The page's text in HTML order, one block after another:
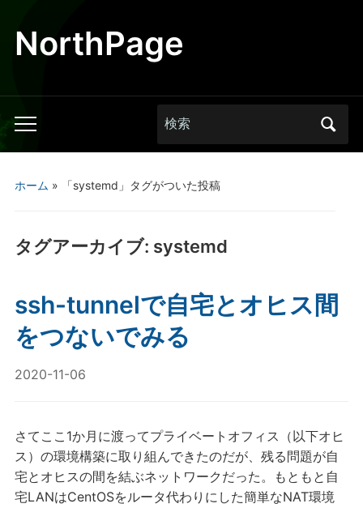
NorthPage
Toggle
mobile
Search
for:
ホーム » 「systemd」タグがついた投稿
タグアーカイブ: systemd
ssh-tunnelで自宅とオヒス間
をつないでみる
2020-11-06
さてここ1か月に渡ってプライベートオフィス（以下オヒ
ス）の環境構築に取り組んできたのだが、残る問題が自
宅とオヒスの間を結ぶネットワークだった。もともと自
宅LANはCentOSをルータ代わりにした簡単なNAT環境